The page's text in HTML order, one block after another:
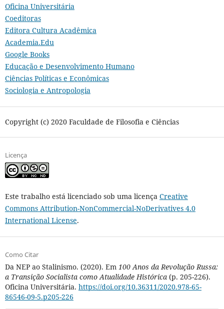
Oficina Universitária
Coeditoras
Editora Cultura Acadêmica
Academia.Edu
Google Books
Educação e Desenvolvimento Humano
Ciências Políticas e Econômicas
Sociologia e Antropologia
Copyright (c) 2020 Faculdade de Filosofia e Ciências
Licença
Este trabalho está licenciado sob uma licença Creative
Commons Attribution-NonCommercial-NoDerivatives 4.0
International License.
Como Citar
Da NEP ao Stalinismo. (2020). Em 100 Anos da Revolução Russa:
a Transição Socialista como Atualidade Histórica(p. 205-226).
Oficina Universitária. https://doi.org/10.36311/2020.978-65-
86546-09-5.p205-226